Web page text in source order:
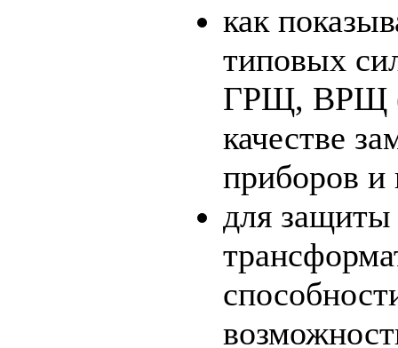
как
типовых
ГРЩ, ВРЩ
качестве
приборов и
для защиты